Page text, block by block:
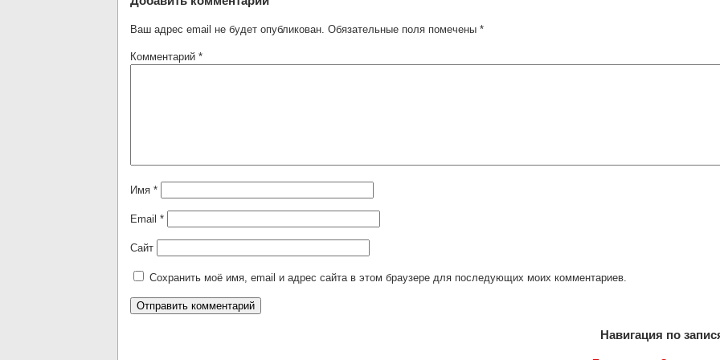
Ваш адрес email не будет опубликован. Обязательные поля помечены *
Комментарий *
Имя *
Email *
Сайт
Сохранить моё имя, email и адрес сайта в этом браузере для последующих моих комментариев.
Навигация по